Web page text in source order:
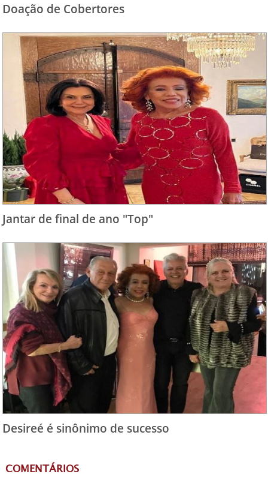
Doação de Cobertores
Jantar de final de ano "Top"
Desireé é sinônimo de sucesso
COMENTÁRIOS